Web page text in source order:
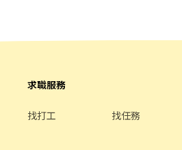
言：姓名/電話/專員找戴小姐/應徵蝦皮(
––––––––––––––––– 📍門市地點自選
三星國小－智取店｜三星路五段101號1樓 🔹 五結鄉 🏪 宜蘭五結店
2、3樓 🔹 宜蘭市 🏪 宜蘭泰山店｜泰山路419號1樓 🏪 宜蘭中山店｜
求職服務
找打工 找任務